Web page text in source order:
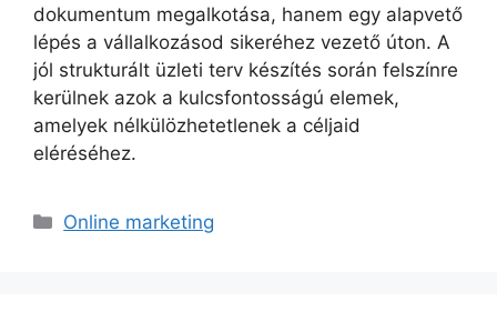
dokumentum megalkotása, hanem egy alapvető
lépés a vállalkozásod sikeréhez vezető úton. A
jól strukturált üzleti terv készítés során felszínre
kerülnek azok a kulcsfontosságú elemek,
amelyek nélkülözhetetlenek a céljaid
eléréséhez.
Kategória
Online marketing